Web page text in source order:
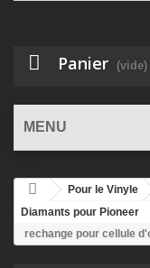
Panier (vide)
MENU
Pour le Vinyle
Diamants pour Pioneer
rechange pour cellule